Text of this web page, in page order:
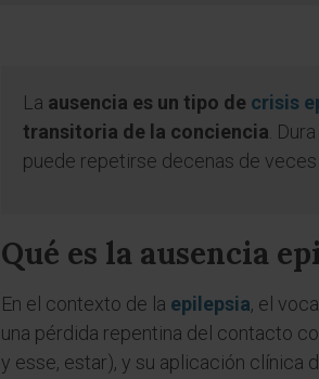
La ausencia es un tipo de crisis
transitoria de la conciencia .
puede repetirse decenas de
Qué es la ausencia
En el contexto de la epilepsia, el
una pérdida repentina del contacto
y esse, estar), y su aplicación clínica